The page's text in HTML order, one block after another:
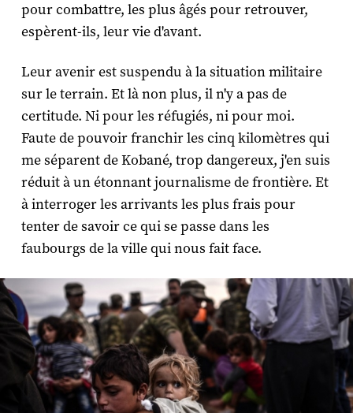
pour combattre, les plus âgés pour retrouver,
espèrent-ils, leur vie d'avant.
Leur avenir est suspendu à la situation militaire
sur le terrain. Et là non plus, il n'y a pas de
certitude. Ni pour les réfugiés, ni pour moi.
Faute de pouvoir franchir les cinq kilomètres qui
me séparent de Kobané, trop dangereux, j'en suis
réduit à un étonnant journalisme de frontière. Et
à interroger les arrivants les plus frais pour
tenter de savoir ce qui se passe dans les
faubourgs de la ville qui nous fait face.